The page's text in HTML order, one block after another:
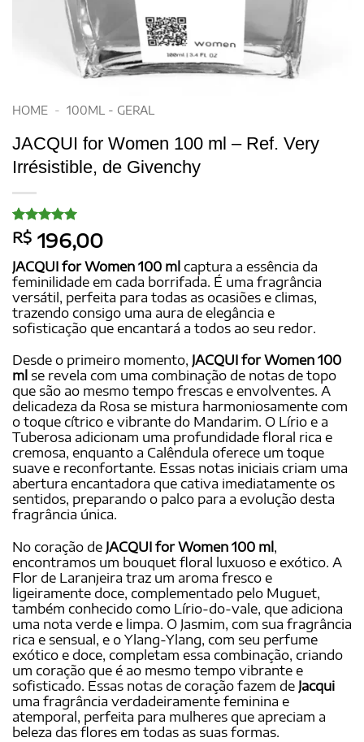
HOME - 100ML - GERAL
JACQUI for Women 100 ml – Ref. Very
Irrésistible, de Givenchy
Avaliado
como5de
5, com
baseado em
22
avaliações
de clientes
R$ 196,00
JACQUI for Women 100 ml captura a essência da
feminilidade em cada borrifada. É uma fragrância
versátil, perfeita para todas as ocasiões e climas,
trazendo consigo uma aura de elegância e
sofisticação que encantará a todos ao seu redor.
Desde o primeiro momento, JACQUI for Women 100
ml se revela com uma combinação de notas de topo
que são ao mesmo tempo frescas e envolventes. A
delicadeza da Rosa se mistura harmoniosamente com
o toque cítrico e vibrante do Mandarim. O Lírio e a
Tuberosa adicionam uma profundidade floral rica e
cremosa, enquanto a Calêndula oferece um toque
suave e reconfortante. Essas notas iniciais criam uma
abertura encantadora que cativa imediatamente os
sentidos, preparando o palco para a evolução desta
fragrância única.
No coração de JACQUI for Women 100 ml ,
encontramos um bouquet floral luxuoso e exótico. A
Flor de Laranjeira traz um aroma fresco e
ligeiramente doce, complementado pelo Muguet,
também conhecido como Lírio-do-vale, que adiciona
uma nota verde e limpa. O Jasmim, com sua fragrância
rica e sensual, e o Ylang-Ylang, com seu perfume
exótico e doce, completam essa combinação, criando
um coração que é ao mesmo tempo vibrante e
sofisticado. Essas notas de coração fazem de Jacqui
uma fragrância verdadeiramente feminina e
atemporal, perfeita para mulheres que apreciam a
beleza das flores em todas as suas formas.